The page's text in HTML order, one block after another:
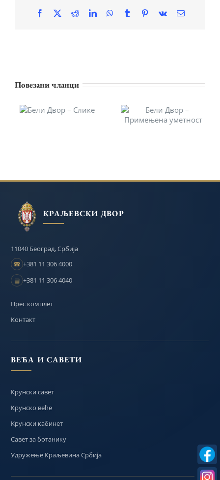
Facebook
X RedditLinkedInWhatsApp
TumblrPinterest
Vk Email
Повезани чланци
Бели Двор –
Слике
Бели Двор –
Примењена уметност
КРАЉЕВСКИ ДВОР
11040 Београд, Србија
☎ +381 11 306 4000
▤ +381 11 306 4040
Прес комплет
Контакт
ВЕЋА И САВЕТИ
Крунски савет
Крунско веће
Крунски кабинет
Савет за ботанику
Удружење Краљевина Србија